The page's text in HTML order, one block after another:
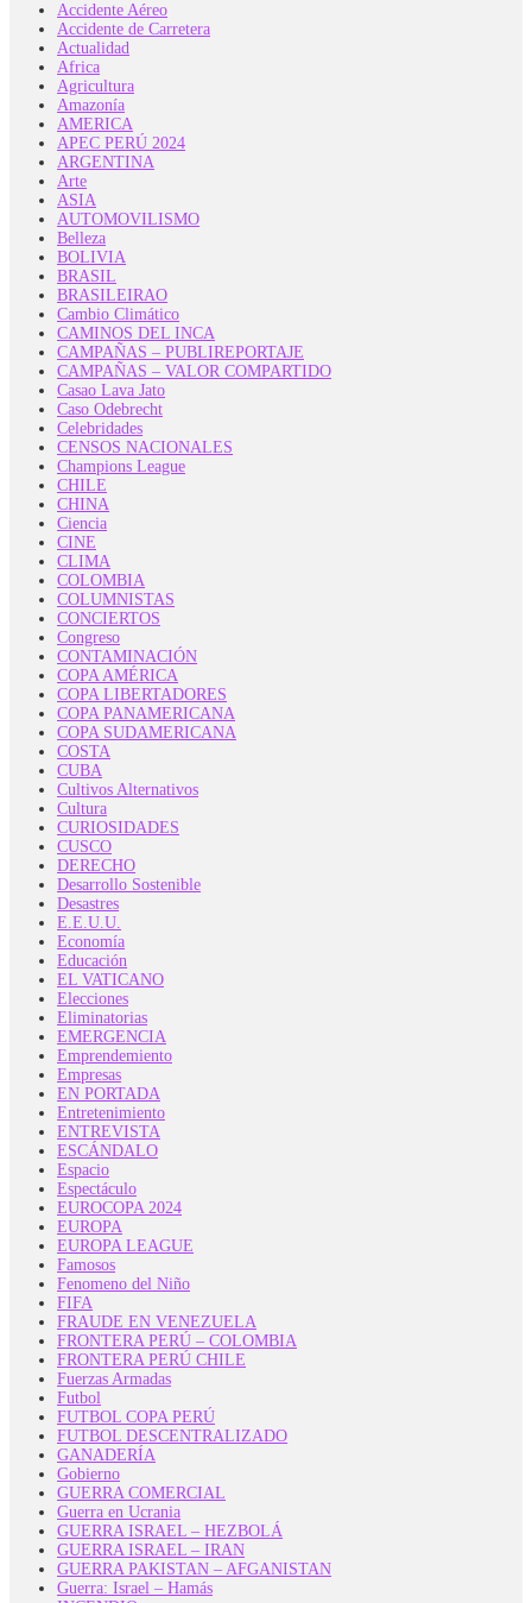
Accidente Aéreo
Accidente de Carretera
Actualidad
Africa
Agricultura
Amazonía
AMERICA
APEC PERÚ 2024
ARGENTINA
Arte
ASIA
AUTOMOVILISMO
Belleza
BOLIVIA
BRASIL
BRASILEIRAO
Cambio Climático
CAMINOS DEL INCA
CAMPAÑAS – PUBLIREPORTAJE
CAMPAÑAS – VALOR COMPARTIDO
Casao Lava Jato
Caso Odebrecht
Celebridades
CENSOS NACIONALES
Champions League
CHILE
CHINA
Ciencia
CINE
CLIMA
COLOMBIA
COLUMNISTAS
CONCIERTOS
Congreso
CONTAMINACIÓN
COPA AMÉRICA
COPA LIBERTADORES
COPA PANAMERICANA
COPA SUDAMERICANA
COSTA
CUBA
Cultivos Alternativos
Cultura
CURIOSIDADES
CUSCO
DERECHO
Desarrollo Sostenible
Desastres
E.E.U.U.
Economía
Educación
EL VATICANO
Elecciones
Eliminatorias
EMERGENCIA
Emprendemiento
Empresas
EN PORTADA
Entretenimiento
ENTREVISTA
ESCÁNDALO
Espacio
Espectáculo
EUROCOPA 2024
EUROPA
EUROPA LEAGUE
Famosos
Fenomeno del Niño
FIFA
FRAUDE EN VENEZUELA
FRONTERA PERÚ – COLOMBIA
FRONTERA PERÚ CHILE
Fuerzas Armadas
Futbol
FUTBOL COPA PERÚ
FUTBOL DESCENTRALIZADO
GANADERÍA
Gobierno
GUERRA COMERCIAL
Guerra en Ucrania
GUERRA ISRAEL – HEZBOLÁ
GUERRA ISRAEL – IRAN
GUERRA PAKISTAN – AFGANISTAN
Guerra: Israel – Hamás